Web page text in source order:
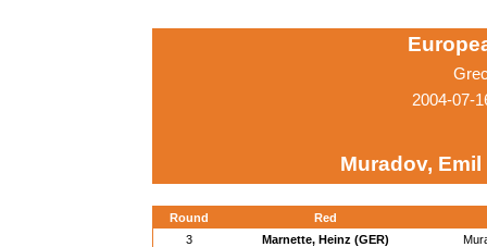
2004-07-
Muradov, Emil
Round
Red
3
Marnette, Heinz (GER)